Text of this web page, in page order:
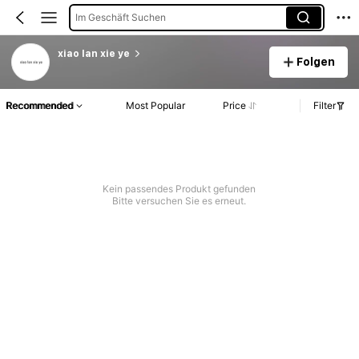
Im Geschäft Suchen
xiao lan xie ye
Folgen
Recommended Most Popular Price Filter
Kein passendes Produkt gefunden
Bitte versuchen Sie es erneut.